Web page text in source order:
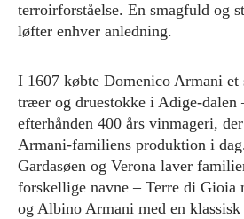
terroirforståelse. En smagfuld og
løfter enhver anledning.
I 1607 købte Domenico Armani et
træer og druestokke i Adige-dalen
efterhånden 400 års vinmageri,
Armani-familiens produktion i
Gardasøen og Verona laver
forskellige navne – Terre di Gioia
og Albino Armani med en